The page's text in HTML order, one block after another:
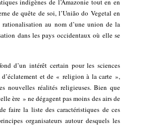
indigènes de l’Amazonie tout en en
de quête de soi, l’União do Vegetal en
rationalisation au nom d’une union de la
dans les pays occidentaux où elle se
d’un intérêt certain pour les sciences
et de « religion à la carte »,
nouvelles réalités religieuses. Bien que
ère » ne dégagent pas moins des airs de
faire la liste des caractéristiques de ces
organisateurs autour desquels les